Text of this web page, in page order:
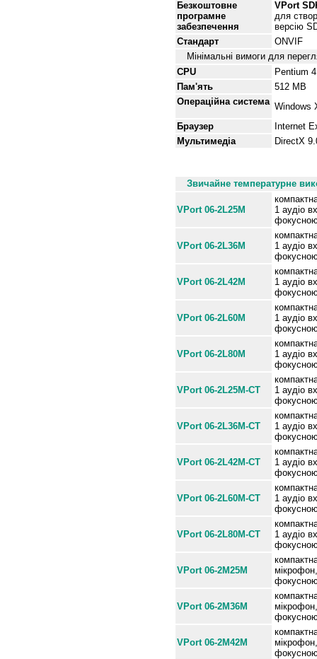
Безкоштовне
програмне
забезпечення
VPort
для
версію
Стандарт
ONVIF
Мінімальні вимоги для
CPU
Pentium
Пам'ять
512 MB
Операційна система Windows
Браузер
Internet
Мультимедіа
DirectX
Звичайне температурне
VPort 06-2L25M
1 аудіо
VPort 06-2L36M
1 аудіо
VPort 06-2L42M
1 аудіо
VPort 06-2L60M
1 аудіо
VPort 06-2L80M
1 аудіо
VPort 06-2L25M-CT
1 аудіо
VPort 06-2L36M-CT
1 аудіо
VPort 06-2L42M-CT
1 аудіо
VPort 06-2L60M-CT
1 аудіо
VPort 06-2L80M-CT
1 аудіо
VPort 06-2M25M
VPort 06-2M36M
VPort 06-2M42M